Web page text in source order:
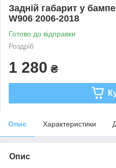
Задній габарит у
W906 2006-2018
Готово до відправки
Роздріб
1 280 ₴
Опис Характеристики
Опис